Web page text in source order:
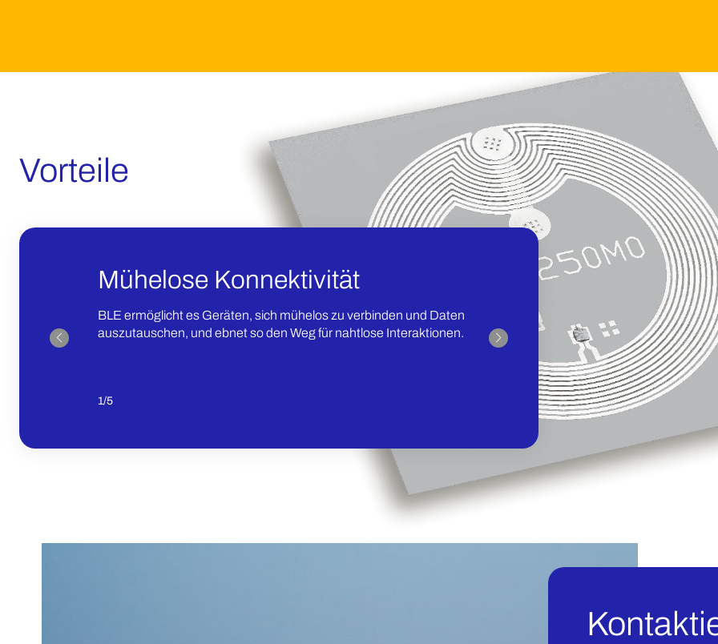
Vorteile
Mühelose Konnektivität
BLE ermöglicht es Geräten, sich mühelos zu verbinden und Daten
auszutauschen, und ebnet so den Weg für nahtlose Interaktionen.
Verlängerte
Der geringe
sorgt dafür, dass Ihre
1/5